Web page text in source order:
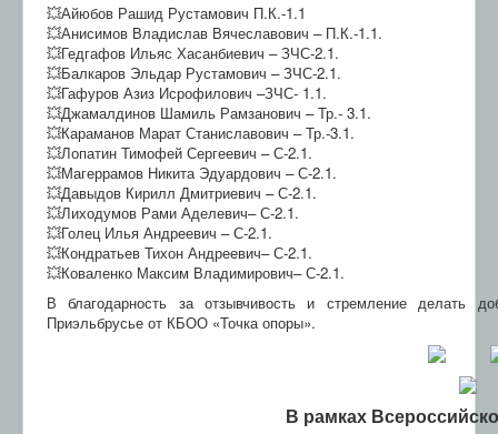
💥Айюбов Рашид Рустамович П.К.-1.1
💥Анисимов Владислав Вячеславович – П.К.-1.1.
💥Гедгафов Ильяс Хасанбиевич – ЗЧС-2.1.
💥Балкаров Эльдар Рустамович – ЗЧС-2.1.
💥Гафуров Азиз Исрофилович –ЗЧС- 1.1.
💥Джамалдинов Шамиль Рамзанович – Тр.- 3.1.
💥Караманов Марат Станиславович – Тр.-3.1.
💥Лопатин Тимофей Сергеевич – С-2.1.
💥Магеррамов Никита Эдуардович – С-2.1.
💥Давыдов Кирилл Дмитриевич – С-2.1.
💥Лиходумов Рами Аделевич– С-2.1.
💥Голец Илья Андреевич – С-2.1.
💥Кондратьев Тихон Андреевич– С-2.1.
💥Коваленко Максим Владимирович– С-2.1.
В благодарность за отзывчивость и стремление делать
Приэльбрусье от КБОО «Точка опоры».
В рамках